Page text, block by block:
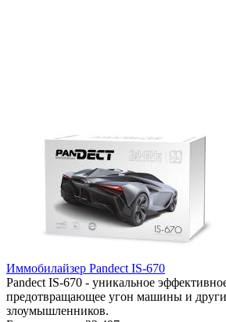
Иммобилайзер Pandect IS-670
Pandect IS-670 - уникальное
предотвращающее угон машины и
злоумышленников.